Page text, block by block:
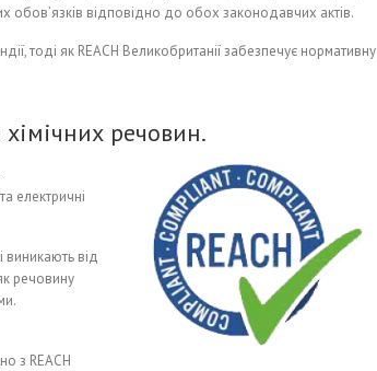
обов’язків відповідно до обох законодавчих актів.
тоді як REACH Великобританії забезпечує нормативну
речовин.
електричні
виникають від
речовину
з REACH